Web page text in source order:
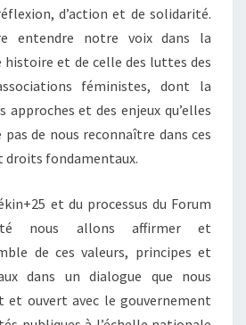
d’action et de solidarité.
entendre notre voix dans la
et de celle des luttes des
féministes, dont la
approches et des enjeux qu’elles
de nous reconnaître dans ces
droits fondamentaux.
et du processus du Forum
nous allons affirmer et
de ces valeurs, principes et
dans un dialogue que nous
et ouvert avec le gouvernement